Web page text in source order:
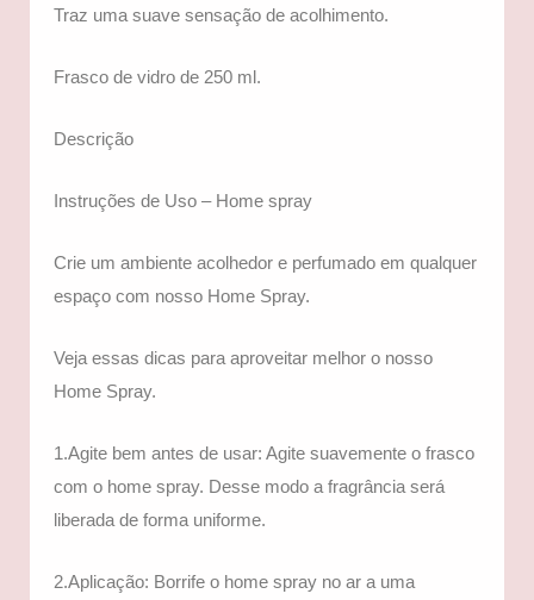
Traz uma suave sensação de acolhimento.
Frasco de vidro de 250 ml.
Descrição
Instruções de Uso – Home spray
Crie um ambiente acolhedor e perfumado em qualquer
espaço com nosso Home Spray.
Veja essas dicas para aproveitar melhor o nosso
Home Spray.
1.Agite bem antes de usar: Agite suavemente o frasco
com o home spray. Desse modo a fragrância será
liberada de forma uniforme.
2.Aplicação: Borrife o home spray no ar a uma